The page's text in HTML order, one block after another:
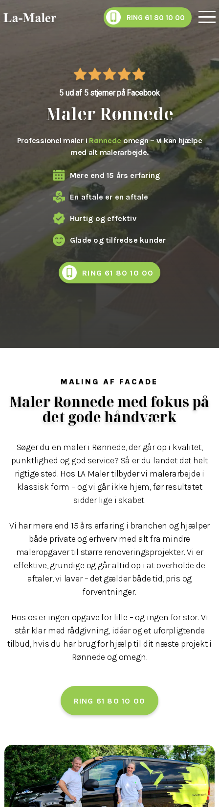
RING 61 80 10 00
5 ud af 5 stjerner på Facebook
Maler Rønnede
Professionel maler i Rønnedeomegn – vi kan hjælpe
med alt malerarbejde.
Mere end 15 års erfaring
En aftale er en aftale
Hurtig og effektiv
Glade og tilfredse kunder
RING 61 80 10 00
MALING AF FACADE
Maler Rønnede med fokus på
det gode håndværk
Søger du en maler i Rønnede, der går op i kvalitet,
punktlighed og god service? Så er du landet det helt
rigtige sted. Hos LA Maler tilbyder vi malerarbejde i
klassisk form – og vi går ikke hjem, før resultatet
sidder lige i skabet.
Vi har mere end 15 års erfaring i branchen og hjælper
både private og erhverv med alt fra mindre
maleropgaver til større renoveringsprojekter. Vi er
effektive, grundige og går altid op i at overholde de
aftaler, vi laver – det gælder både tid, pris og
forventninger.
Hos os er ingen opgave for lille – og ingen for stor. Vi
står klar med rådgivning, idéer og et uforpligtende
tilbud, hvis du har brug for hjælp til dit næste projekt i
Rønnede og omegn.
RING 61 80 10 00